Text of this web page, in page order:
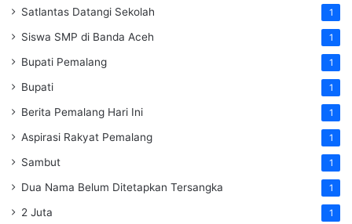
Satlantas Datangi Sekolah 1
Siswa SMP di Banda Aceh 1
Bupati Pemalang 1
Bupati 1
Berita Pemalang Hari Ini 1
Aspirasi Rakyat Pemalang 1
Sambut 1
Dua Nama Belum Ditetapkan Tersangka 1
2 Juta 1